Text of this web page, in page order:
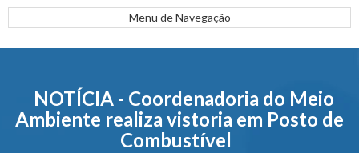
Menu de Navegação
NOTÍCIA - Coordenadoria do Meio
Ambiente realiza vistoria em Posto de
Combustível